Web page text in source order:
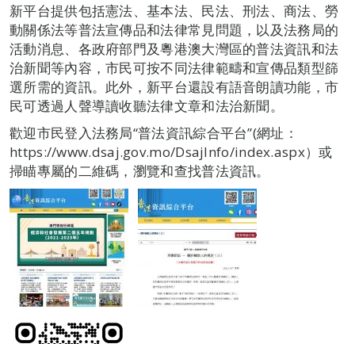
新平台提供包括憲法、基本法、民法、刑法、商法、勞
動關係法等普法宣傳品和法律常見問題，以及法務局的
活動消息、各政府部門及粵港澳大灣區的普法資訊和法
治新聞等內容，市民可按不同法律範疇和宣傳品類型篩
選所需的資訊。此外，新平台還設有語音朗讀功能，市
民可透過人聲導讀收聽法律文章和法治新聞。
歡迎市民登入法務局“普法資訊綜合平台”(網址：
https://www.dsaj.gov.mo/DsajInfo/index.aspx）或
掃瞄專屬的二維碼，瀏覽和查找普法資訊。